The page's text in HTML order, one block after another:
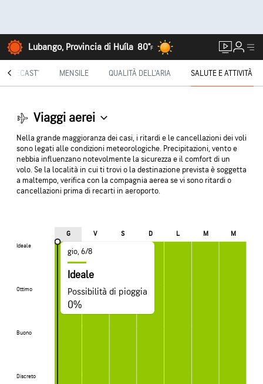
Lubango, Provincia di Huíla 80°F
MENSILE QUALITÀ DELL'ARIA SALUTE E ATTIVITÀ
Viaggi aerei
Nella grande maggioranza dei casi, i ritardi e le cancellazioni dei voli
sono legati alle condizioni meteorologiche. Precipitazioni, vento e
nebbia influenzano notevolmente la sicurezza e il comfort di un
volo. Se la località in cui ti trovi o la destinazione prevista è soggetta
a maltempo, verifica con la compagnia aerea se vi sono ritardi o
cancellazioni prima di recarti in aeroporto.
Ideale
Ottimo
Buono
Discreto
G V S D L M M
Ideale
Ottimo
Buono
Discreto
gio, 6/8
Ideale
Possibilità di pioggia
0%